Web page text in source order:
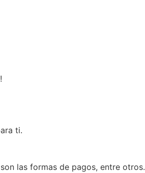
ti.
las formas de pagos, entre otros.